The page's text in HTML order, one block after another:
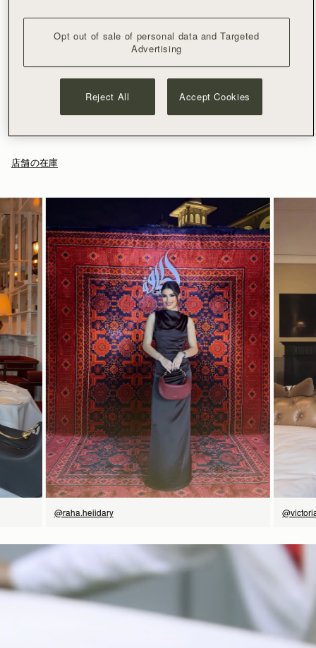
は、今シーズンのイット・バッグになること間違いなし。有機
的なシルエットと象徴的な三日月型のトップハンドルを備えた
最新のシルエットは、洗練と感性がシームレスに融合。今シー
ズン一点備えたいアイテムです。
サイズ＆収納
Crescent Moonの重量は 0.54kg (1.2lbs) 、着用中のモデルの背丈
は 178cm (5'10") です。トップハンドルドロップは 16cm (6.2")
、チェーンドロップは 56cm (22.0")です。
24CM (9.4")
14CM (5.5")
11CM (4.3")
100%スムースカーフレザー
ゴールドの金具
しっかり閉まるジッパー付き
取り外し可能なレザーとチェーンのストラップ付き
ストラスベリーお手入れガイドライン
日本
¥35,000以下のご注文
返品
対象となるすべてのご注文は、30日以内の返品が可能です。
詳しくは返品ポリシーページをご覧ください。
配送
予約商品の発送予定日は、商品ページおよびチェックアウト画面
に表示されています。エクスプレス配送は、予約商品およびパー
ソナライズ商品にはご利用いただけません。パーソナライズ商品
には通常より追加の処理時間をいただいておりますので、あらか
じめご了承ください。
詳しくは配送についてのページをご覧ください。
お客様からのご注文は、全てリサイクル可能の素材を使用した黒
い専用の箱とダストバッグに収められてお手元に届きます。私た
ートバッグに収められており、より持続可能なライフスタイルを
リードするための取り組みの強化を目指しています。
店舗の在庫
今すぐ見る
@raha.heiidary
Opt out of sale of personal data and Targeted
Advertising
Reject All Accept Cookies